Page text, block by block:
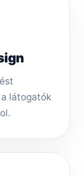
látogatók